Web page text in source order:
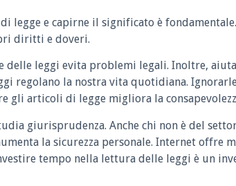
legge e capirne il significato è
diritti e doveri.
delle leggi evita problemi legali. Inoltre,
regolano la nostra vita quotidiana.
gli articoli di legge migliora la
giurisprudenza. Anche chi non è del
la sicurezza personale. Internet offre
tempo nella lettura delle leggi è un